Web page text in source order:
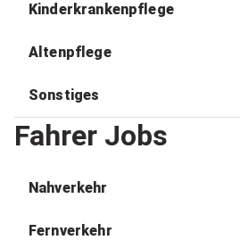
Kinderkrankenpflege
Altenpflege
Sonstiges
Fahrer Jobs
Nahverkehr
Fernverkehr